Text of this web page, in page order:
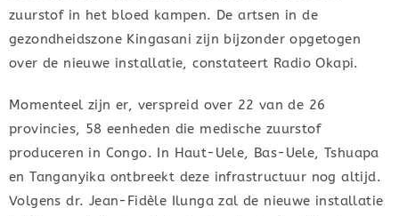
zuurstof in het bloed kampen. De artsen in de
gezondheidszone Kingasani zijn bijzonder opgetogen
over de nieuwe installatie, constateert Radio Okapi.
Momenteel zijn er, verspreid over 22 van de 26
provincies, 58 eenheden die medische zuurstof
produceren in Congo. In Haut-Uele, Bas-Uele, Tshuapa
en Tanganyika ontbreekt deze infrastructuur nog altijd.
Volgens dr. Jean-Fidèle Ilunga zal de nieuwe installatie